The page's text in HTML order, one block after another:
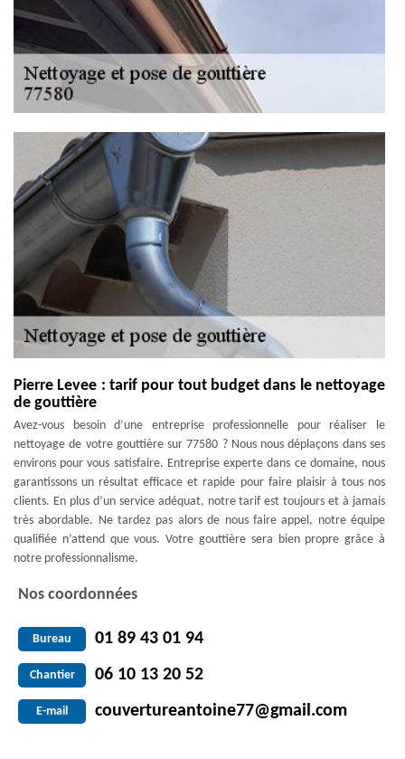
Pierre Levee : tarif pour tout budget dans le nettoyage
de gouttière
Avez-vous besoin d’une entreprise professionnelle pour réaliser le
nettoyage de votre gouttière sur 77580 ? Nous nous déplaçons dans ses
environs pour vous satisfaire. Entreprise experte dans ce domaine, nous
garantissons un résultat efficace et rapide pour faire plaisir à tous nos
clients. En plus d’un service adéquat, notre tarif est toujours et à jamais
très abordable. Ne tardez pas alors de nous faire appel, notre équipe
qualifiée n’attend que vous. Votre gouttière sera bien propre grâce à
notre professionnalisme.
Nos coordonnées
Bureau 01 89 43 01 94
Chantier 06 10 13 20 52
E-mail couvertureantoine77@gmail.com